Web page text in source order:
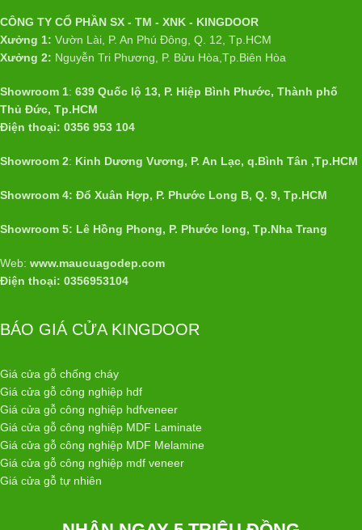
CÔNG TY CỔ PHẦN SX - TM - XNK - KINGDOOR
Xưởng 1: Vườn Lài, P. An Phú Đông, Q. 12, Tp.HCM
Xưởng 2: Nguyễn Tri Phương, P. Bửu Hòa,Tp.Biên Hòa
Showroom 1: 639 Quốc lộ 13, P. Hiệp Bình Phước, Thành phố
Thủ Đức, Tp.HCM
Điện thoại: 0356 953 104
Showroom 2: Kinh Dương Vương, P. An Lạc, q.Bình Tân ,Tp.HCM
Showroom 4: Đổ Xuân Hợp, P. Phước Long B, Q. 9, Tp.HCM
Showroom 5: Lê Hồng Phong, P. Phước long, Tp.Nha Trang
Web: www.maucuagodep.com
Điện thoại: 0356953104
BÁO GIÁ CỬA KINGDOOR
Giá cửa gỗ chống cháy
Giá cửa gỗ công nghiệp hdf
Giá cửa gỗ công nghiệp hdfveneer
Giá cửa gỗ công nghiệp MDF Laminate
Giá cửa gỗ công nghiệp MDF Melamine
Giá cửa gỗ công nghiệp mdf veneer
Giá cửa gỗ tự nhiên